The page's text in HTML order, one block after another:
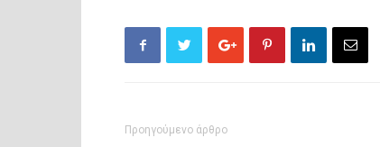
Προηγούμενο άρθρο